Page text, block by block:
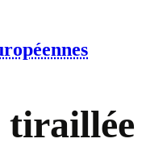
tiraillée